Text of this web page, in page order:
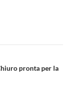
pronta per la